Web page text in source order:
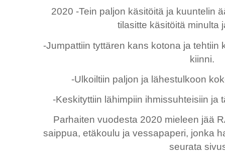
2020 -Tein paljon käsitöitä ja kuuntelin
tilasitte käsitöitä minulta
-Jumpattiin tyttären kans kotona ja tehtiin
kiinni.
-Ulkoiltiin paljon ja lähestulkoon
-Keskityttiin lähimpiin ihmissuhteisiin
Parhaiten vuodesta 2020 mieleen jää
saippua, etäkoulu ja vessapaperi, jonka
seurata